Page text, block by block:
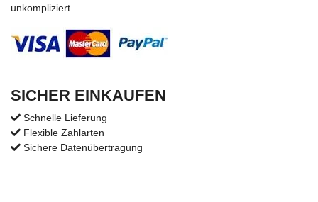
unkompliziert.
SICHER EINKAUFEN
Schnelle Lieferung
Flexible Zahlarten
Sichere Datenübertragung